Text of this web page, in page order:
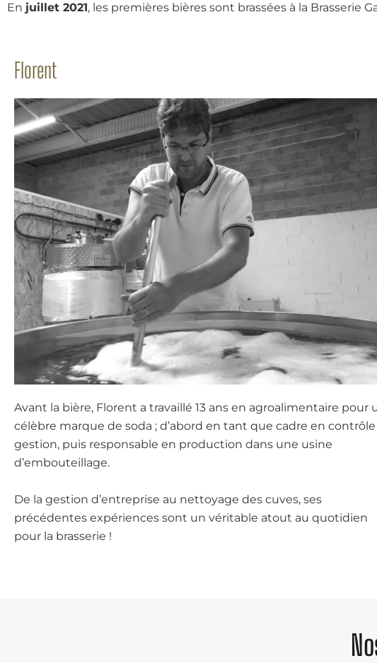
En juillet 2021, les premières bières sont brassées à la Brasserie
Florent
Avant la bière, Florent a travaillé 13 ans en agroalimentaire pour
célèbre marque de soda ; d’abord en tant que cadre en
gestion, puis responsable en production dans une usine
d’embouteillage.
De la gestion d’entreprise au nettoyage des cuves, ses
précédentes expériences sont un véritable atout au quotidien
pour la brasserie !